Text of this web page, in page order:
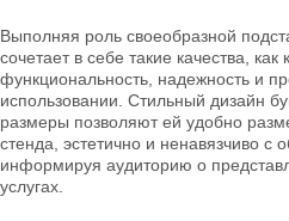
Выполняя роль своеобразной
сочетает в себе такие качества, как
функциональность, надежность и
использовании. Стильный дизайн
размеры позволяют ей удобно
стенда, эстетично и ненавязчиво с
информируя аудиторию о
услугах.